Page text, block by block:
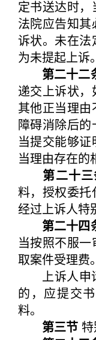
定书送达时
法院应告知
诉状。未在
为未提起上诉。
第二十二
递交上诉状
其他正当理
障碍消除后
当提交能够
当理由存在的
第二十
料，授权委
经过上诉人特
第二十四
当按照不服
取案件受理费。
上诉人申
的，应提交
料。
第三节